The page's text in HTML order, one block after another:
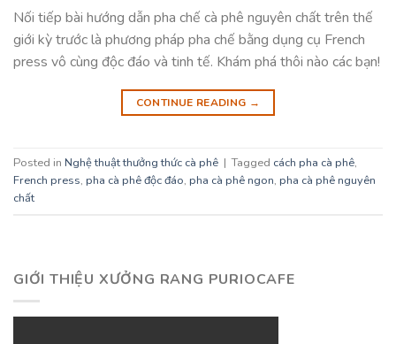
Nối tiếp bài hướng dẫn pha chế cà phê nguyên chất trên thế
giới kỳ trước là phương pháp pha chế bằng dụng cụ French
press vô cùng độc đáo và tinh tế. Khám phá thôi nào các bạn!
CONTINUE READING →
Posted in Nghệ thuật thưởng thức cà phê | Tagged cách pha cà phê,
French press, pha cà phê độc đáo, pha cà phê ngon, pha cà phê nguyên
chất
GIỚI THIỆU XƯỞNG RANG PURIOCAFE